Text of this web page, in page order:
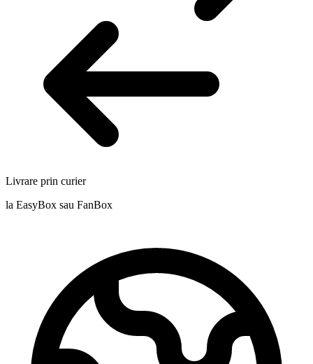
Livrare prin curier
la EasyBox sau FanBox